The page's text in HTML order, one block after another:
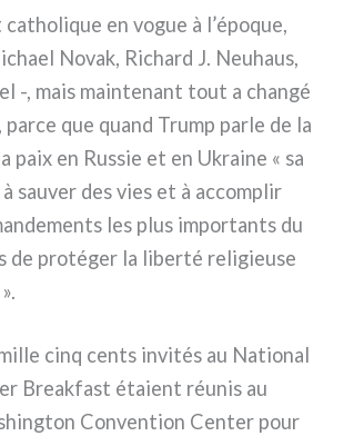
en vogue à l’époque,
Novak, Richard J. Neuhaus,
-, mais main­te­nant tout a chan­gé
que quand Trump par­le de la
paix en Russie et en Ukraine « sa
sau­ver des vies et à accom­plir
les plus impor­tan­ts du
de pro­té­ger la liber­té reli­gieu­se
cinq cen­ts invi­tés au National
Breakfast éta­ient réu­nis au
Convention Center pour